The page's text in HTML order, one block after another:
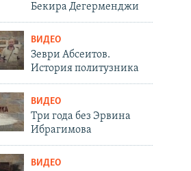
Бекира Дегерменджи
ВИДЕО
Зеври Абсеитов.
История политузника
ВИДЕО
Три года без Эрвина
Ибрагимова
ВИДЕО